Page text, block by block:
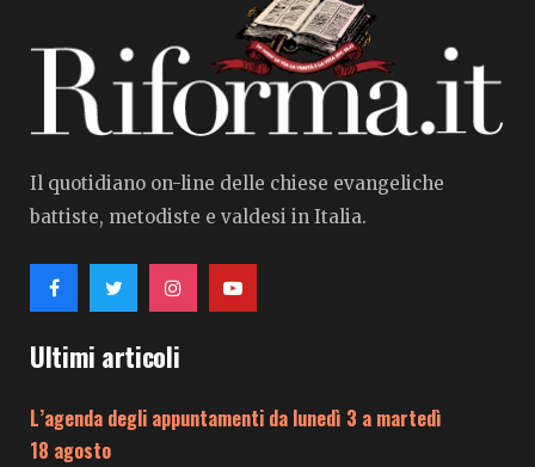
Il quotidiano on-line delle chiese evangeliche
battiste, metodiste e valdesi in Italia.
Ultimi articoli
L’agenda degli appuntamenti da lunedì 3 a martedì
18 agosto